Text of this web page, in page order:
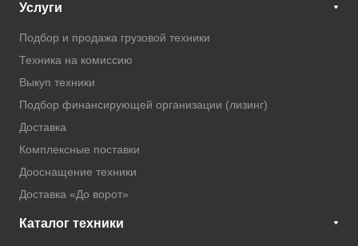
Услуги
Подбор и продажа грузовой техники
Техника на комиссию
Выкуп техники
Подбор финансирующей организации (лизинг)
Доставка
Комплексные поставки
Дооснащение техники
Доставка «До ворот»
Каталог техники